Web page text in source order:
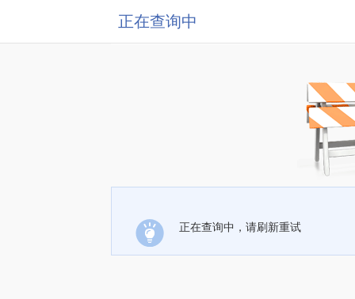
正在查询中
正在查询中，请刷新重试